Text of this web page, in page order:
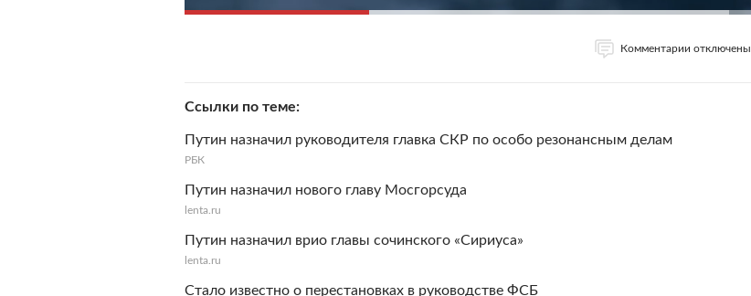
Комментарии отключены
Ссылки по теме
Путин назначил руководителя главка СКР по особо резонансным делам
РБК
Путин назначил нового главу Мосгорсуда
lenta.ru
Путин назначил врио главы сочинского «Сириуса»
lenta.ru
Стало известно о перестановках в руководстве ФСБ